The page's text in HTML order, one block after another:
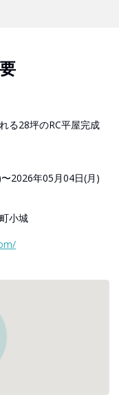
る28坪のRC平屋完成
2026年05月04日(月)
小城